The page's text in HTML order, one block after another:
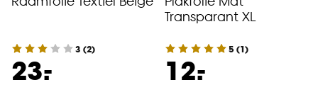
3 (2)
23.
-
Transparant XL
5 (1)
12.
-